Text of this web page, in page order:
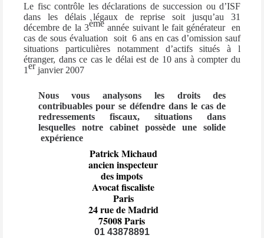
Le fisc contrôle les déclarations de succession ou d’ISF
dans les délais légaux de reprise soit jusqu’au 31
décembre de la 3èmeannée suivant le fait générateur en
cas de sous évaluation soit 6 ans en cas d’omission sauf
situations particulières notamment d’actifs situés à l
étranger, dans ce cas le délai est de 10 ans à compter du
1er janvier 2007
Nous vous analysons les droits des
contribuables pour se défendre dans le cas de
redressements fiscaux, situations dans
lesquelles notre cabinet possède une solide
expérience
Patrick Michaud
ancien inspecteur
des impots
Avocat fiscaliste
Paris
24 rue de Madrid
75008 Paris
01 43878891